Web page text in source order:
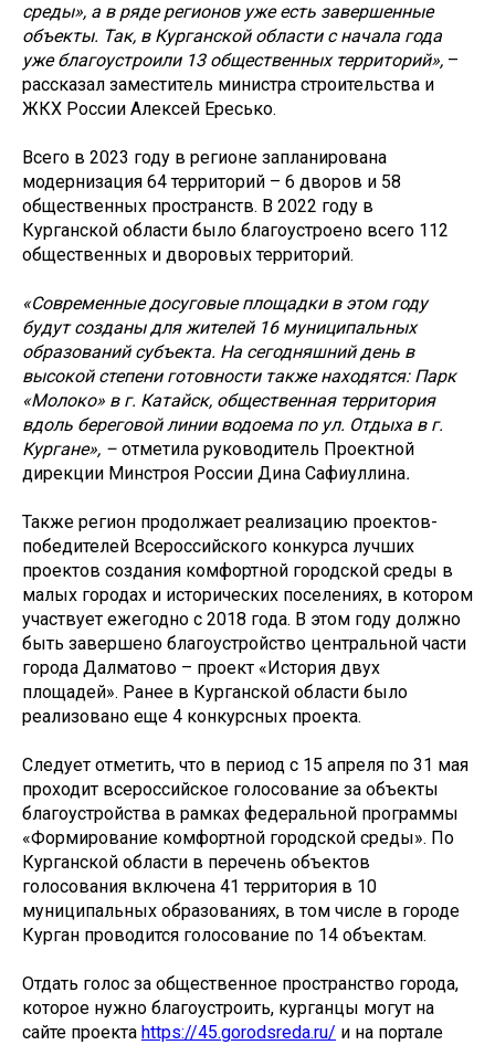
среды», а в ряде регионов уже есть завершенные
объекты. Так, в Курганской области с начала года
уже благоустроили 13 общественных территорий», –
рассказал заместитель министра строительства и
ЖКХ России Алексей Ересько.
Всего в 2023 году в регионе запланирована
модернизация 64 территорий – 6 дворов и 58
общественных пространств. В 2022 году в
Курганской области было благоустроено всего 112
общественных и дворовых территорий.
«Современные досуговые площадки в этом году
будут созданы для жителей 16 муниципальных
образований субъекта. На сегодняшний день в
высокой степени готовности также находятся: Парк
«Молоко» в г. Катайск, общественная территория
вдоль береговой линии водоема по ул. Отдыха в г.
Кургане», – отметила руководитель Проектной
дирекции Минстроя России Дина Сафиуллина.
Также регион продолжает реализацию проектов-
победителей Всероссийского конкурса лучших
проектов создания комфортной городской среды в
малых городах и исторических поселениях, в котором
участвует ежегодно с 2018 года. В этом году должно
быть завершено благоустройство центральной части
города Далматово – проект «История двух
площадей». Ранее в Курганской области было
реализовано еще 4 конкурсных проекта.
Следует отметить, что в период с 15 апреля по 31 мая
проходит всероссийское голосование за объекты
благоустройства в рамках федеральной программы
«Формирование комфортной городской среды». По
Курганской области в перечень объектов
голосования включена 41 территория в 10
муниципальных образованиях, в том числе в городе
Курган проводится голосование по 14 объектам.
Отдать голос за общественное пространство города,
которое нужно благоустроить, курганцы могут на
сайте проекта https://45.gorodsreda.ru/ и на портале